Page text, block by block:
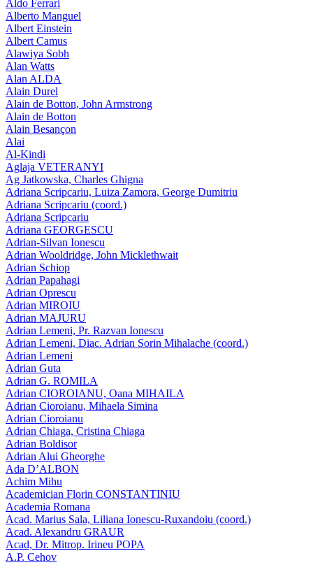
Aldo Ferrari
Alberto Manguel
Albert Einstein
Albert Camus
Alawiya Sobh
Alan Watts
Alan ALDA
Alain Durel
Alain de Botton, John Armstrong
Alain de Botton
Alain Besançon
Alai
Al-Kindi
Aglaja VETERANYI
Ag Jatkowska, Charles Ghigna
Adriana Scripcariu, Luiza Zamora, George Dumitriu
Adriana Scripcariu (coord.)
Adriana Scripcariu
Adriana GEORGESCU
Adrian-Silvan Ionescu
Adrian Wooldridge, John Micklethwait
Adrian Schiop
Adrian Papahagi
Adrian Oprescu
Adrian MIROIU
Adrian MAJURU
Adrian Lemeni, Pr. Razvan Ionescu
Adrian Lemeni, Diac. Adrian Sorin Mihalache (coord.)
Adrian Lemeni
Adrian Guta
Adrian G. ROMILA
Adrian CIOROIANU, Oana MIHAILA
Adrian Cioroianu, Mihaela Simina
Adrian Cioroianu
Adrian Chiaga, Cristina Chiaga
Adrian Boldisor
Adrian Alui Gheorghe
Ada D’ALBON
Achim Mihu
Academician Florin CONSTANTINIU
Academia Romana
Acad. Marius Sala, Liliana Ionescu-Ruxandoiu (coord.)
Acad. Alexandru GRAUR
Acad, Dr. Mitrop. Irineu POPA
A.P. Cehov